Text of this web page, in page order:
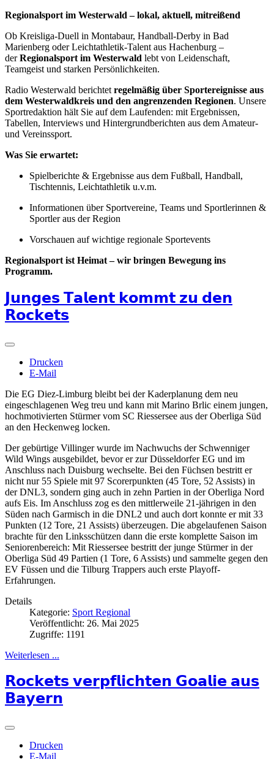
Regionalsport im Westerwald – lokal, aktuell, mitreißend
Ob Kreisliga-Duell in Montabaur, Handball-Derby in Bad
Marienberg oder Leichtathletik-Talent aus Hachenburg –
derRegionalsport im Westerwald lebt von Leidenschaft,
Teamgeist und starken Persönlichkeiten.
Radio Westerwald berichtet regelmäßig über Sportereignisse aus
dem Westerwaldkreis und den angrenzenden Regionen. Unsere
Sportredaktion hält Sie auf dem Laufenden: mit Ergebnissen,
Tabellen, Interviews und Hintergrundberichten aus dem Amateur-
und Vereinssport.
Was Sie erwartet:
Spielberichte & Ergebnisse aus dem Fußball, Handball,
Tischtennis, Leichtathletik u.v.m.
Informationen über Sportvereine, Teams und Sportlerinnen &
Sportler aus der Region
Vorschauen auf wichtige regionale Sportevents
Regionalsport ist Heimat – wir bringen Bewegung ins
Programm.
𝗝𝘂𝗻𝗴𝗲𝘀 𝗧𝗮𝗹𝗲𝗻𝘁 𝗸𝗼𝗺𝗺𝘁 𝘇𝘂 𝗱𝗲𝗻
𝗥𝗼𝗰𝗸𝗲𝘁𝘀
Drucken
E-Mail
Die EG Diez-Limburg bleibt bei der Kaderplanung dem neu
eingeschlagenen Weg treu und kann mit Marino Brlic einem jungen,
hochmotivierten Stürmer vom SC Riessersee aus der Oberliga Süd
an den Heckenweg locken.
Der gebürtige Villinger wurde im Nachwuchs der Schwenniger
Wild Wings ausgebildet, bevor er zur Düsseldorfer EG und im
Anschluss nach Duisburg wechselte. Bei den Füchsen bestritt er
nicht nur 55 Spiele mit 97 Scorerpunkten (45 Tore, 52 Assists) in
der DNL3, sondern ging auch in zehn Partien in der Oberliga Nord
aufs Eis. Im Anschluss zog es den mittlerweile 21-jährigen in den
Süden nach Garmisch in die DNL2 und auch dort konnte er mit 33
Punkten (12 Tore, 21 Assists) überzeugen. Die abgelaufenen Saison
brachte für den Linksschützen dann die erste komplette Saison im
Seniorenbereich: Mit Riessersee bestritt der junge Stürmer in der
Oberliga Süd 49 Partien (1 Tore, 6 Assists) und sammelte gegen den
EV Füssen und die Tilburg Trappers auch erste Playoff-
Erfahrungen.
Details
Kategorie: Sport Regional
Veröffentlicht: 26. Mai 2025
Zugriffe: 1191
Weiterlesen ...
𝗥𝗼𝗰𝗸𝗲𝘁𝘀 𝘃𝗲𝗿𝗽𝗳𝗹𝗶𝗰𝗵𝘁𝗲𝗻 𝗚𝗼𝗮𝗹𝗶𝗲 𝗮𝘂𝘀
𝗕𝗮𝘆𝗲𝗿𝗻
Drucken
E-Mail